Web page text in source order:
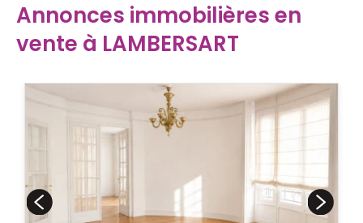
Annonces immobilières en
vente à LAMBERSART